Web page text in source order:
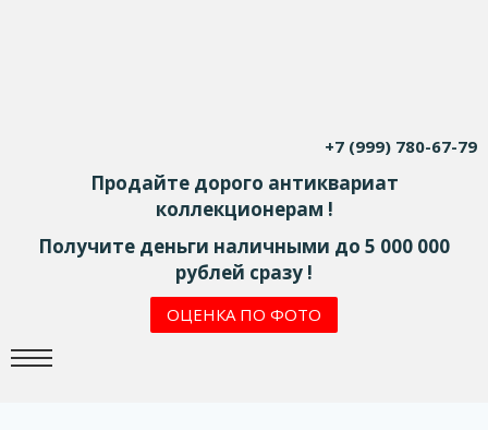
+7 (999) 780-67-79
Продайте дорого антиквариат
коллекционерам !
Получите деньги наличными до 5 000 000
рублей сразу !
ОЦЕНКА ПО ФОТО